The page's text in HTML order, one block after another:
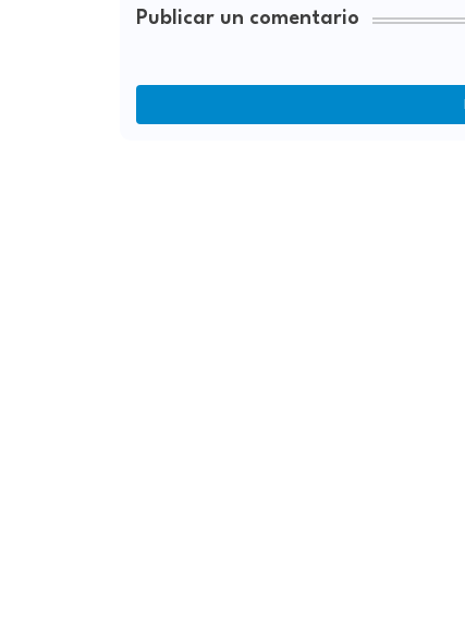
Publicar un comentario